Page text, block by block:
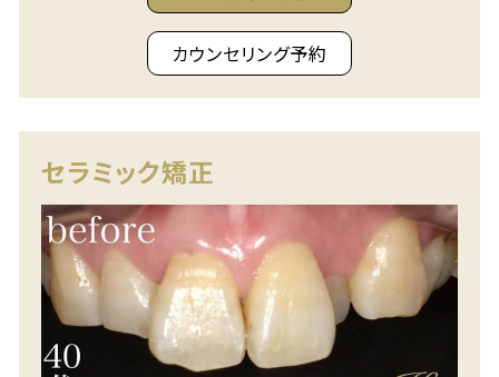
カウンセリング予約
セラミック矯正